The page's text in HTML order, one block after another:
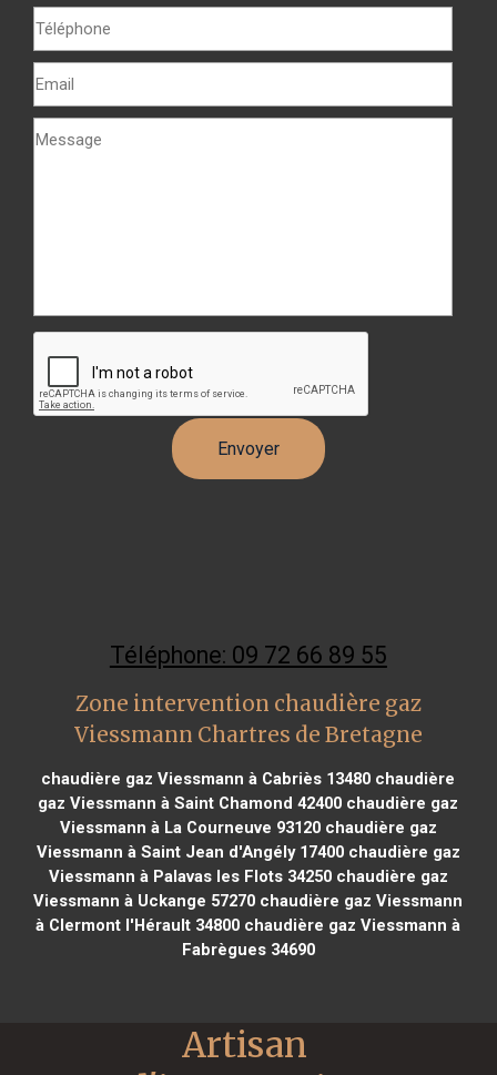
Téléphone: 09 72 66 89 55
Zone intervention chaudière gaz
Viessmann Chartres de Bretagne
chaudière gaz Viessmann à Cabriès 13480 chaudière
gaz Viessmann à Saint Chamond 42400 chaudière gaz
Viessmann à La Courneuve 93120chaudière gaz
Viessmann à Saint Jean d'Angély 17400chaudière gaz
Viessmann à Palavas les Flots 34250chaudière gaz
Viessmann à Uckange 57270 chaudière gaz Viessmann
à Clermont l'Hérault 34800 chaudière gaz Viessmann à
Fabrègues 34690
Artisan